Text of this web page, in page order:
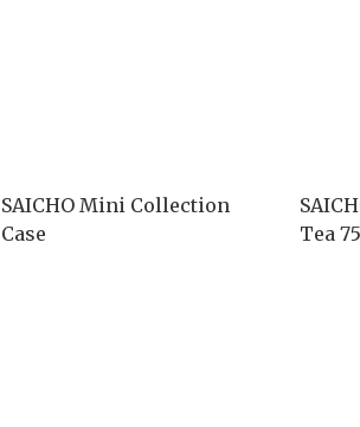
SAICHO Mini Collection
Case
Tea